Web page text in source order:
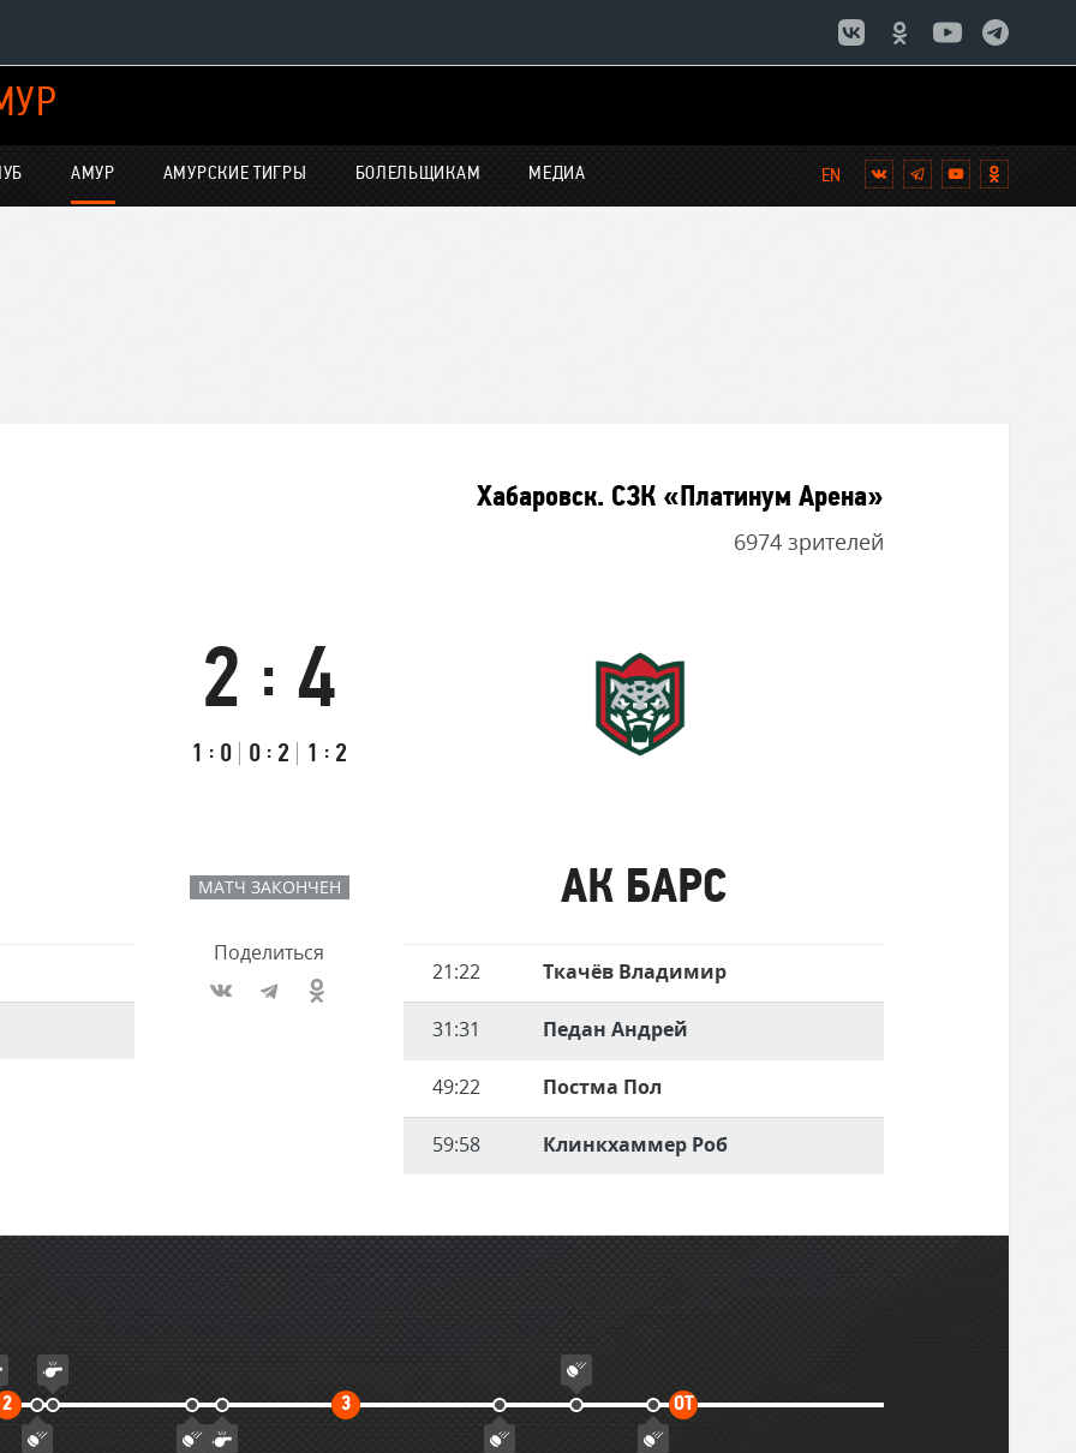
Дивизион Харламова
Автомобилист
АМУР АМУРСКИЕ ТИГРЫ БОЛЕЛЬЩИКАМ МЕДИА Вконтакте
Telegram
YouTube
Хабаровск. СЗК «Платинум Арена»
6974 зрителей
встречи
Итоговый
2 : 4
таймам
Первый
1 : 0
Второй
0 : 2
Третий
1 : 2
Ак
Барс
МАТЧ ЗАКОНЧЕН
Поделиться
АК БАРС
Время
Имя
21:22 Ткачёв Владимир
31:31 Педан Андрей
49:22 Постма Пол
59:58 Клинкхаммер Роб
2Второй
тайм
3Третий
ОТДополнительное